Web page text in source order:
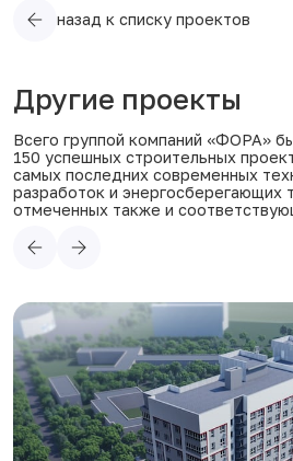
назад к списку проектов
Другие проекты
Всего группой компаний «ФОРА»
150 успешных строительных
самых последних современных
разработок и энергосберегающих
отмеченных также и